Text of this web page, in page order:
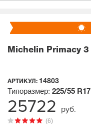
Michelin Primacy 3
АРТИКУЛ: 14803
(6)
Типоразмер: 225/55 R17
25722 руб.